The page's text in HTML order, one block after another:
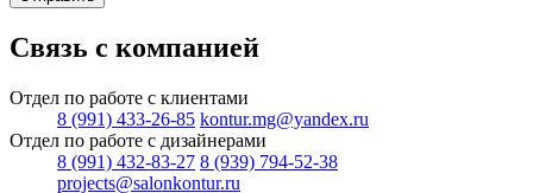
Связь с компанией
Отдел по работе с клиентами
8 (991) 433-26-85 kontur.mg@yandex.ru
Отдел по работе с дизайнерами
8 (991) 432-83-27 8 (939) 794-52-38
projects@salonkontur.ru